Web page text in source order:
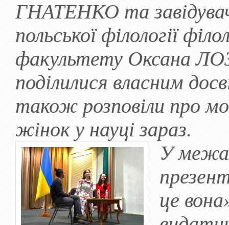
ГНАТЕНКО та
польської філології
факультету Оксана
поділилися власним
також розповіли про
жінок у науці зараз.
У
це